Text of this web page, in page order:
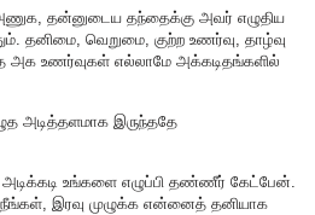
தன்னுடைய தந்தைக்கு அவர் எழுதிய
தனிமை, வெறுமை, குற்ற உணர்வு, தாழ்வு
அக உணர்வுகள் எல்லாமே அக்கடிதங்களில்
அடித்தளமாக இருந்ததே
அடிக்கடி உங்களை எழுப்பி தண்ணீர் கேட்பேன்‌.
இரவு முழுக்க என்னைத் தனியாக